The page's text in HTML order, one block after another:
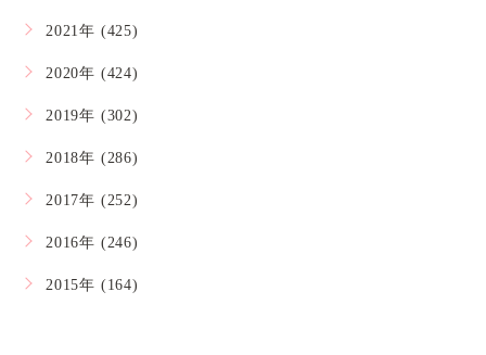
2021年 (425)
2020年 (424)
2019年 (302)
2018年 (286)
2017年 (252)
2016年 (246)
2015年 (164)